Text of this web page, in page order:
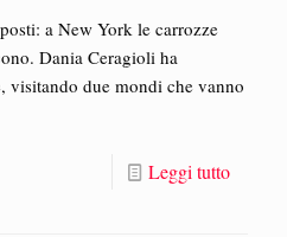
a New York le carrozze
Dania Ceragioli ha
visitando due mondi che vanno
Leggi tutto